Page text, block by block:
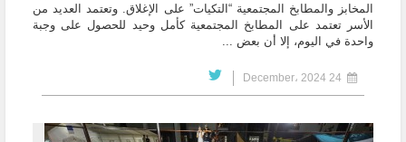
المخابز والمطابخ المجتمعية “التكيات” على الإغلاق. وتعتمد العديد من
الأسر تعتمد على المطابخ المجتمعية كأمل وحيد للحصول على وجبة
واحدة في اليوم، إلا أن بعض ...